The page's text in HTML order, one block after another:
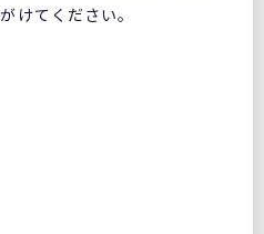
けてください。